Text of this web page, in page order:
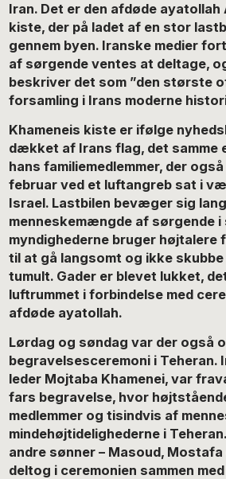
Iran. Det er den afdøde ayatollah
kiste, der på ladet af en stor
gennem byen. Iranske medier
af sørgende ventes at deltage,
beskriver det som ”den største
forsamling i Irans moderne
Khameneis kiste er ifølge
dækket af Irans flag, det samme
hans familiemedlemmer, der
februar ved et luftangreb sat i
Israel. Lastbilen bevæger sig
menneskemængde af sørgende i
myndighederne bruger
til at gå langsomt og ikke
tumult. Gader er blevet lukket,
luftrummet i forbindelse med
afdøde ayatollah.
Lørdag og søndag var der også
begravelsesceremoni i Teheran.
leder Mojtaba Khamenei, var
fars begravelse, hvor
medlemmer og tisindvis af
mindehøjtidelighederne i
andre sønner – Masoud, Mostafa
deltog i ceremonien sammen